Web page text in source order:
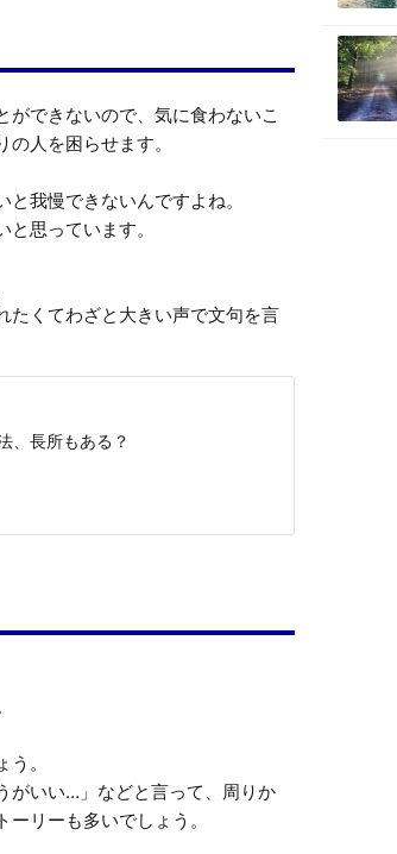
できないので、気に食わないこ
人を困らせます。
我慢できないんですよね。
思っています。
たくてわざと大きい声で文句を言
、長所もある？
。
がいい…」などと言って、周りか
リーも多いでしょう。